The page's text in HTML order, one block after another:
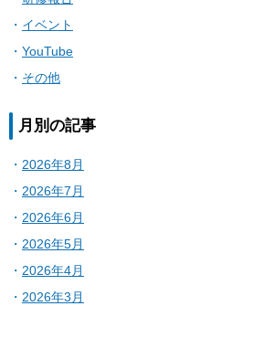
イベント
YouTube
その他
月別の記事
2026年8月
2026年7月
2026年6月
2026年5月
2026年4月
2026年3月